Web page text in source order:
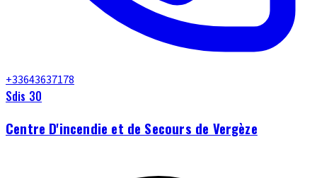
+33643637178
Sdis 30
Centre D'incendie et de Secours de Vergèze